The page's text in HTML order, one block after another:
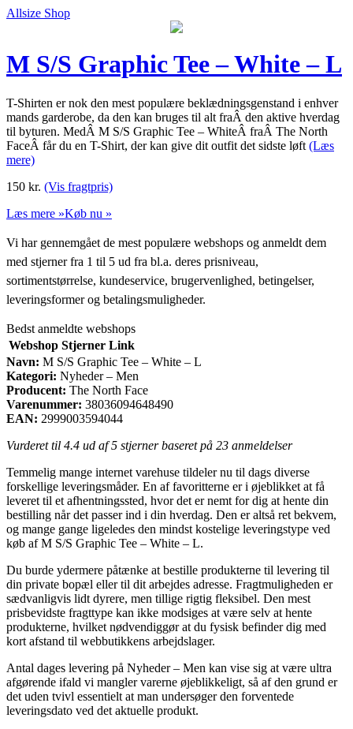
Allsize Shop
M S/S Graphic Tee – White – L
T-Shirten er nok den mest populære beklædningsgenstand i enhver
mands garderobe, da den kan bruges til alt fraÂ den aktive hverdag
til byturen. MedÂ M S/S Graphic Tee – WhiteÂ fraÂ The North
FaceÂ får du en T-Shirt, der kan give dit outfit det sidste løft (Læs
mere)
150 kr. (Vis fragtpris)
Læs mere »Køb nu »
Vi har gennemgået de mest populære webshops og anmeldt dem
med stjerner fra 1 til 5 ud fra bl.a. deres prisniveau,
sortimentstørrelse, kundeservice, brugervenlighed, betingelser,
leveringsformer og betalingsmuligheder.
Bedst anmeldte webshops
Webshop Stjerner Link
Navn: M S/S Graphic Tee – White – L
Kategori: Nyheder – Men
Producent: The North Face
Varenummer: 38036094648490
EAN: 2999003594044
Vurderet til 4.4 ud af 5 stjerner baseret på 23 anmeldelser
Temmelig mange internet varehuse tildeler nu til dags diverse
forskellige leveringsmåder. En af favoritterne er i øjeblikket at få
leveret til et afhentningssted, hvor det er nemt for dig at hente din
bestilling når det passer ind i din hverdag. Den er altså ret bekvem,
og mange gange ligeledes den mindst kostelige leveringstype ved
køb af M S/S Graphic Tee – White – L.
Du burde ydermere påtænke at bestille produkterne til levering til
din private bopæl eller til dit arbejdes adresse. Fragtmuligheden er
sædvanligvis lidt dyrere, men tillige rigtig fleksibel. Den mest
prisbevidste fragttype kan ikke modsiges at være selv at hente
produkterne, hvilket nødvendiggør at du fysisk befinder dig med
kort afstand til webbutikkens arbejdslager.
Antal dages levering på Nyheder – Men kan vise sig at være ultra
afgørende ifald vi mangler varerne øjeblikkeligt, så af den grund er
det uden tvivl essentielt at man undersøger den forventede
leveringsdato ved det aktuelle produkt.